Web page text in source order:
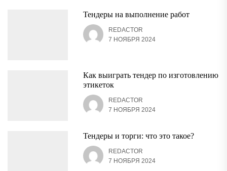
Тендеры на выполнение работ
REDACTOR
7 НОЯБРЯ 2024
Как выиграть тендер по изготовлению
этикеток
REDACTOR
7 НОЯБРЯ 2024
Тендеры и торги: что это такое?
REDACTOR
7 НОЯБРЯ 2024